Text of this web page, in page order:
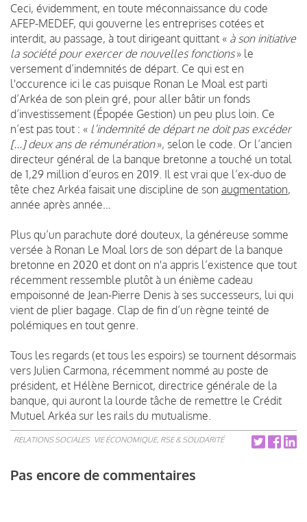
Ceci, évidemment, en toute méconnaissance du code
AFEP-MEDEF, qui gouverne les entreprises cotées et
interdit, au passage, à tout dirigeant quittant « à son initiative
la société pour exercer de nouvelles fonctions» le
versement d’indemnités de départ . Ce qui est en
l'occurence ici le cas puisque Ronan Le Moal est parti
d’Arkéa de son plein gré, pour aller bâtir un fonds
d’investissement (Épopée Gestion) un peu plus loin. Ce
n’est pas tout : « l’indemnité de départ ne doit pas excéder
[...] deux ans de rémunération», selon le code. Or l’ancien
directeur général de la banque bretonne a touché un total
de 1,29 million d’euros en 2019. Il est vrai que l’ex-duo de
tête chez Arkéa faisait une discipline de son augmentation,
année après année…
Plus qu’un parachute doré douteux, la généreuse somme
versée à Ronan Le Moal lors de son départ de la banque
bretonne en 2020 et dont on n'a appris l’existence que tout
récemment ressemble plutôt à un énième cadeau
empoisonné de Jean-Pierre Denis à ses successeurs, lui qui
vient de plier bagage. Clap de fin d’un règne teinté de
polémiques en tout genre.
Tous les regards (et tous les espoirs) se tournent désormais
vers Julien Carmona, récemment nommé au poste de
président, et Hélène Bernicot, directrice générale de la
banque, qui auront la lourde tâche de remettre le Crédit
Mutuel Arkéa sur les rails du mutualisme.
RELATIONS SOCIALES VIE ÉCONOMIQUE, RSE & SOLIDARITÉ
Pas encore de commentaires